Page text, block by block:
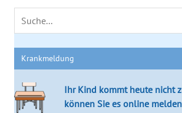
Krankmeldung
Ihr Kind kommt heute nicht
können Sie es online